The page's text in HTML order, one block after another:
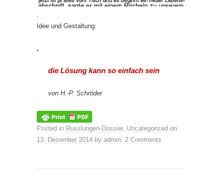
.
Idee und Gestaltung:
.
die Lösung kann so einfach sein
von H.-P. Schröder
Posted in Russlungen-Dossier, Uncategorized on
13. Dezember 2014 by admin 2 Comments